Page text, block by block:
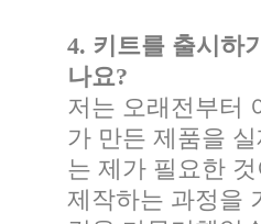
4. 키트를 출시하
나요?
저는 오래전부터
가 만든 제품을
는 제가 필요한
제작하는 과정을